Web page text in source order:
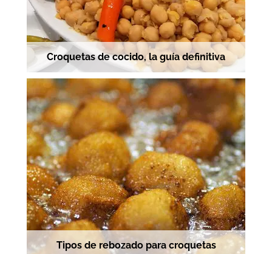
Croquetas de cocido, la guía definitiva
Tipos de rebozado para croquetas